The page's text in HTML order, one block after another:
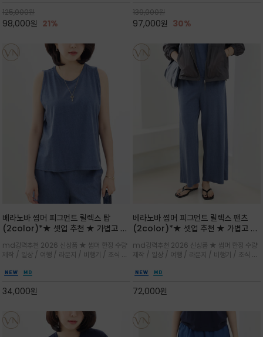
등과 밸런스를 맞춥니다
125,000원
98,000원 21%
가볍게 비치는 세련된후드
139,000원
97,000원 30%
베라노바 썸머 피그먼트 릴렉스 탑
(2color)*★ 셋업 추천 ★ 가볍고 부
튼 소재로 완성
md강력추천 2026 신상품 ★ 썸머 한정 수량
제작 / 일상 / 여행 / 라운지 / 비행기 / 조식 /
그먼트로 제작되어 편하고 가볍게 후회없으실 아
34,000원
베라노바 썸머 피그먼트 릴렉스 팬츠
(2color)*★ 셋업 추천 ★ 가볍고 부
튼 소재로 완성
md강력추천 2026 신상품 ★ 썸머 한정 수량
제작 / 일상 / 여행 / 라운지 / 비행기 / 조식 /
그먼트로 제작되어 편하고 가볍게 후회없으실 아
72,000원